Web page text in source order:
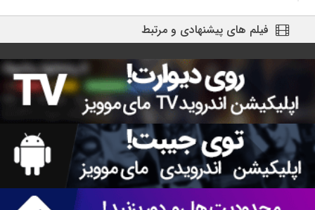
فیلم های پیشنهادی و مرتبط